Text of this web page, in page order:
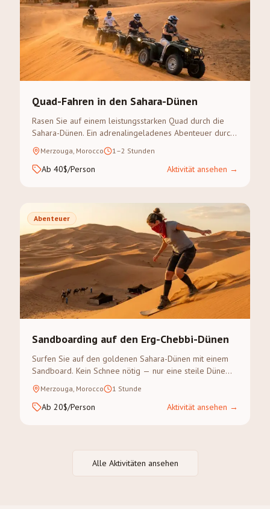
Quad-Fahren in den Sahara-Dünen
Rasen Sie auf einem leistungsstarken Quad durch die
Sahara-Dünen. Ein adrenalingeladenes Abenteuer durch
den Erg Chebbi — keine Erfahrung erforderlich.
Merzouga, Morocco 1–2 Stunden
Ab 40$/Person Aktivität ansehen →
Abenteuer
Sandboarding auf den Erg-Chebbi-Dünen
Surfen Sie auf den goldenen Sahara-Dünen mit einem
Sandboard. Kein Schnee nötig — nur eine steile Düne
und Abenteuerlust.
Merzouga, Morocco 1 Stunde
Ab 20$/Person Aktivität ansehen →
Alle Aktivitäten ansehen